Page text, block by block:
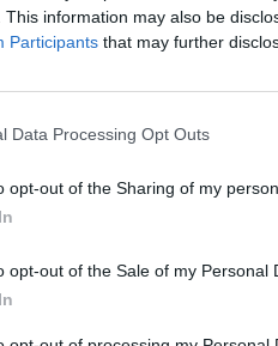
This information may also be
Participants that may further
Data Processing Opt Outs
opt-out of the Sharing of my
opt-out of the Sale of my Personal
y de la patronal
que el Plan Territorial de
que las medidas para
queremos más cierres,
supere la pandemia
regular refuerza el
que ha afirmado que
“Debemos poder
y podemos aportar